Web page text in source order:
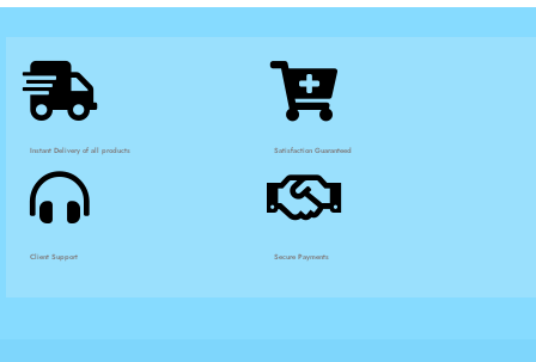
Instant Delivery of all products Satisfaction Guaranteed
Client Support Secure Payments